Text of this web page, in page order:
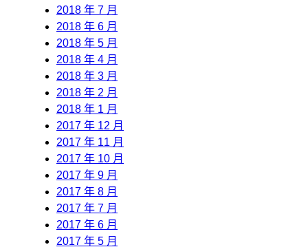
2018 年 7 月
2018 年 6 月
2018 年 5 月
2018 年 4 月
2018 年 3 月
2018 年 2 月
2018 年 1 月
2017 年 12 月
2017 年 11 月
2017 年 10 月
2017 年 9 月
2017 年 8 月
2017 年 7 月
2017 年 6 月
2017 年 5 月